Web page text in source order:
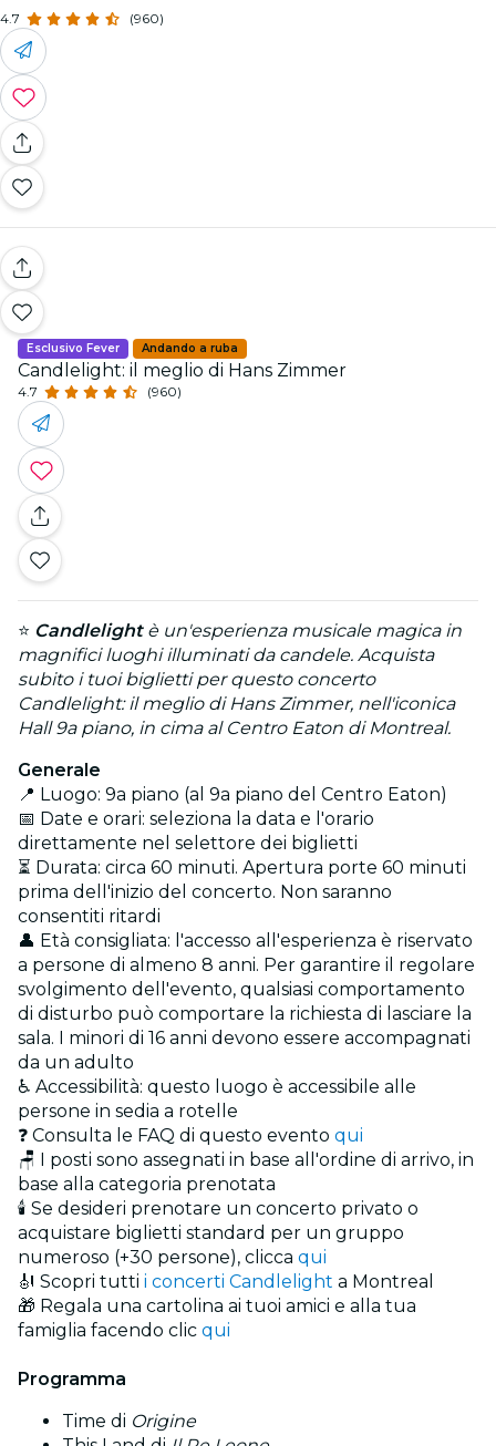
4.7 (960)
Esclusivo Fever Andando a ruba
Candlelight: il meglio di Hans Zimmer
4.7 (960)
⭐ Candlelightè un'esperienza musicale magica in
magnifici luoghi illuminati da candele. Acquista
subito i tuoi biglietti per questo concerto
Candlelight: il meglio di Hans Zimmer, nell'iconica
Hall 9a piano, in cima al Centro Eaton di Montreal.
Generale
📍 Luogo: 9a piano (al 9a piano del Centro Eaton)
📅 Date e orari: seleziona la data e l'orario
direttamente nel selettore dei biglietti
⏳ Durata: circa 60 minuti. Apertura porte 60 minuti
prima dell'inizio del concerto. Non saranno
consentiti ritardi
👤 Età consigliata: l'accesso all'esperienza è riservato
a persone di almeno 8 anni. Per garantire il regolare
svolgimento dell'evento, qualsiasi comportamento
di disturbo può comportare la richiesta di lasciare la
sala. I minori di 16 anni devono essere accompagnati
da un adulto
♿ Accessibilità: questo luogo è accessibile alle
persone in sedia a rotelle
❓ Consulta le FAQ di questo evento qui
🪑 I posti sono assegnati in base all'ordine di arrivo, in
base alla categoria prenotata
🕯️ Se desideri prenotare un concerto privato o
acquistare biglietti standard per un gruppo
numeroso (+30 persone), clicca qui
🎻 Scopri tutti i concerti Candlelight a Montreal
🎁 Regala una cartolina ai tuoi amici e alla tua
famiglia facendo clic qui
Programma
Time di Origine